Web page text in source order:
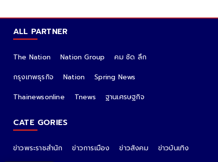
ALL PARTNER
The Nation Nation Group
คม ชัด ลึก
กรุงเทพธุรกิจ
Nation
Spring News
Thainewsonline
Tnews ฐานเศรษฐกิจ
CATE GORIES
ข่าวพระราชสำนัก ข่าวการเมือง ข่าวสังคม
ข่าวบันเทิง